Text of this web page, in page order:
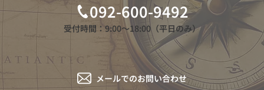
092-600-9492
受付時間：9:00〜18:00（平日のみ）
メールでのお問い合わせ